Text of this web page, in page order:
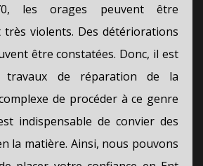
les orages peuvent être
très violents. Des détériorations
être constatées. Donc, il est
travaux de réparation de la
de procéder à ce genre
indispensable de convier des
la matière. Ainsi, nous pouvons